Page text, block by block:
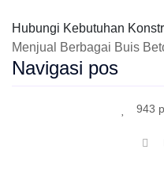
Hubungi Kebutuhan
Menjual Berbagai Buis
Navigasi pos
943